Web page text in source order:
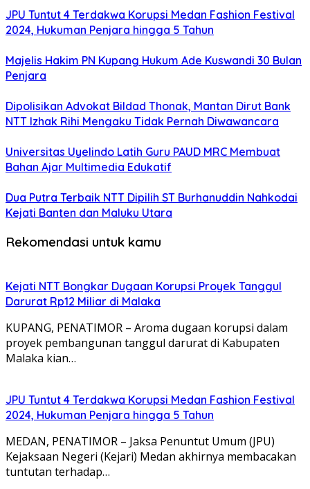
JPU Tuntut 4 Terdakwa Korupsi Medan Fashion Festival
2024, Hukuman Penjara hingga 5 Tahun
Majelis Hakim PN Kupang Hukum Ade Kuswandi 30 Bulan
Penjara
Dipolisikan Advokat Bildad Thonak, Mantan Dirut Bank
NTT Izhak Rihi Mengaku Tidak Pernah Diwawancara
Universitas Uyelindo Latih Guru PAUD MRC Membuat
Bahan Ajar Multimedia Edukatif
Dua Putra Terbaik NTT Dipilih ST Burhanuddin Nahkodai
Kejati Banten dan Maluku Utara
Rekomendasi untuk kamu
Kejati NTT Bongkar Dugaan Korupsi Proyek Tanggul
Darurat Rp12 Miliar di Malaka
KUPANG, PENATIMOR – Aroma dugaan korupsi dalam
proyek pembangunan tanggul darurat di Kabupaten
Malaka kian…
JPU Tuntut 4 Terdakwa Korupsi Medan Fashion Festival
2024, Hukuman Penjara hingga 5 Tahun
MEDAN, PENATIMOR – Jaksa Penuntut Umum (JPU)
Kejaksaan Negeri (Kejari) Medan akhirnya membacakan
tuntutan terhadap…